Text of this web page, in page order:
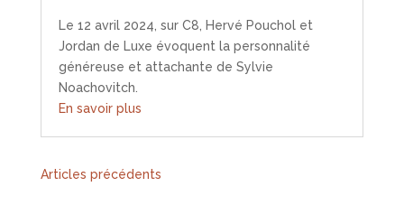
Le 12 avril 2024, sur C8, Hervé Pouchol et
Jordan de Luxe évoquent la personnalité
généreuse et attachante de Sylvie
Noachovitch.
En savoir plus